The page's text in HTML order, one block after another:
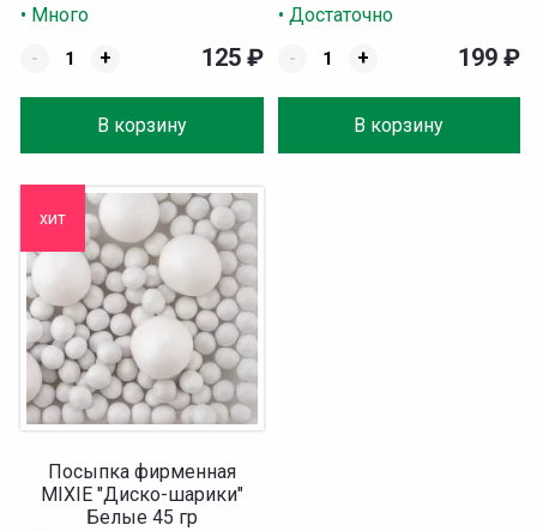
• Много
-
+
В корзину
125 ₽
• Достаточно
-
+
В корзину
199 ₽
хит
Посыпка фирменная
MIXIE "Диско-шарики"
Белые 45 гр